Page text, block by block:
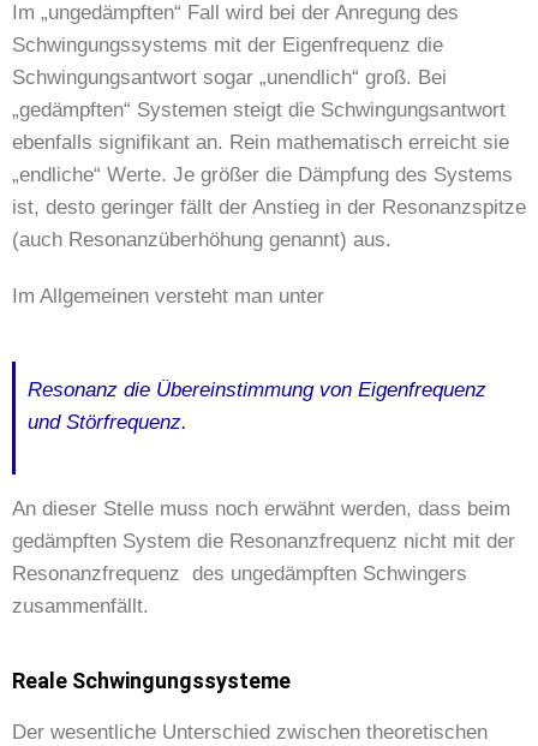
Im „ungedämpften“ Fall wird bei der Anregung des
Schwingungssystems mit der Eigenfrequenz die
Schwingungsantwort sogar „unendlich“ groß. Bei
„gedämpften“ Systemen steigt die Schwingungsantwort
ebenfalls signifikant an. Rein mathematisch erreicht sie
„endliche“ Werte. Je größer die Dämpfung des Systems
ist, desto geringer fällt der Anstieg in der Resonanzspitze
(auch Resonanzüberhöhung genannt) aus.
Im Allgemeinen versteht man unter
Resonanz die Übereinstimmung von Eigenfrequenz
und Störfrequenz.
An dieser Stelle muss noch erwähnt werden, dass beim
gedämpften System die Resonanzfrequenz nicht mit der
Resonanzfrequenz des ungedämpften Schwingers
zusammenfällt.
Reale Schwingungssysteme
Der wesentliche Unterschied zwischen theoretischen